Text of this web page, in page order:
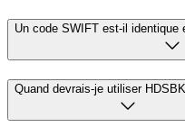
Un code SWIFT est-il identique
Quand devrais-je utiliser